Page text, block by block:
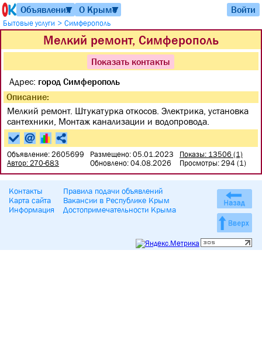
Объявления
▼ О Крыме
▼ Войти
Бытовые услуги > Симферополь
Мелкий ремонт, Симферополь
Показать контакты
Адрес: город Симферополь
Описание:
Мелкий ремонт. Штукатурка откосов. Электрика, установка
сантехники, Монтаж канализации и водопровода.
Объявление: 2605699
Автор: 270-683
Размещено: 05.01.2023
Обновлено: 04.08.2026
Показы: 13506 (1)
Просмотры: 294 (1)
Контакты
Карта сайта
Информация
Правила подачи объявлений
Вакансии в Республике Крым
Достопримечательности Крыма